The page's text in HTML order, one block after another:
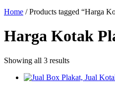
Home / Products tagged “Harga
Harga Kotak
Showing all 3 results